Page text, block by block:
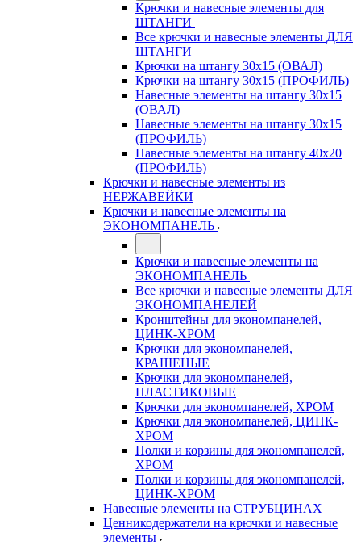
Крючки и навесные элементы для
ШТАНГИ
Все крючки и навесные элементы ДЛЯ
ШТАНГИ
Крючки на штангу 30х15 (ОВАЛ)
Крючки на штангу 30х15 (ПРОФИЛЬ)
Навесные элементы на штангу 30х15
(ОВАЛ)
Навесные элементы на штангу 30х15
(ПРОФИЛЬ)
Навесные элементы на штангу 40х20
(ПРОФИЛЬ)
Крючки и навесные элементы из
НЕРЖАВЕЙКИ
Крючки и навесные элементы на
ЭКОНОМПАНЕЛЬ
Крючки и навесные элементы на
ЭКОНОМПАНЕЛЬ
Все крючки и навесные элементы ДЛЯ
ЭКОНОМПАНЕЛЕЙ
Кронштейны для экономпанелей,
ЦИНК-ХРОМ
Крючки для экономпанелей,
КРАШЕНЫЕ
Крючки для экономпанелей,
ПЛАСТИКОВЫЕ
Крючки для экономпанелей, ХРОМ
Крючки для экономпанелей, ЦИНК-
ХРОМ
Полки и корзины для экономпанелей,
ХРОМ
Полки и корзины для экономпанелей,
ЦИНК-ХРОМ
Навесные элементы на СТРУБЦИНАХ
Ценникодержатели на крючки и навесные
элементы